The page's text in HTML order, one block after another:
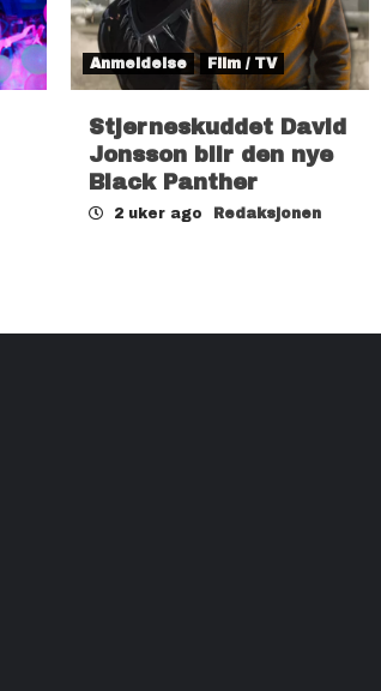
Anmeldelse Film / TV
Stjerneskuddet David
Jonsson blir den nye
Black Panther
2 uker ago Redaksjonen